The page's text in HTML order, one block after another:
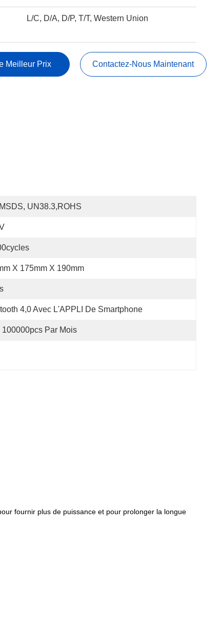
L/C, D/A, D/P, T/T, Western Union
Meilleur Prix Contactez-Nous Maintenant
UN38.3,ROHS
X 175mm X 190mm
4,0 Avec L'APPLI De Smartphone
100000pcs Par Mois
fournir plus de puissance et pour prolonger la longue